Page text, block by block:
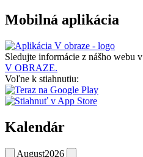
Mobilná aplikácia
Sledujte informácie z nášho webu v
V OBRAZE.
Voľne k stiahnutiu:
Kalendár
August2026